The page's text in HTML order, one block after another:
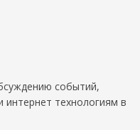
событий,
интернет технологиям в